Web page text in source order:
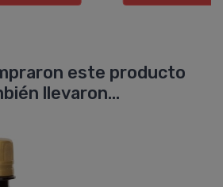
este producto
llevaron...